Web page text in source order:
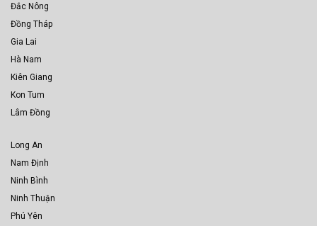
Đắc Nông
Đồng Tháp
Gia Lai
Hà Nam
Kiên Giang
Kon Tum
Lâm Đồng
Long An
Nam Định
Ninh Bình
Ninh Thuận
Phú Yên